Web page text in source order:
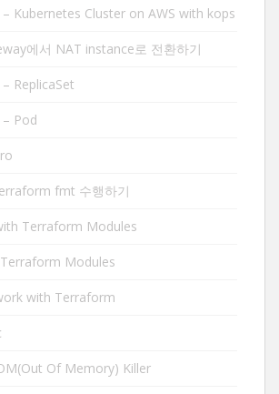
Kubernetes Cluster on AWS with kops
에서 NAT instance로 전환하기
ReplicaSet
Pod
fmt 수행하기
Terraform Modules
Modules
with Terraform
Of Memory) Killer